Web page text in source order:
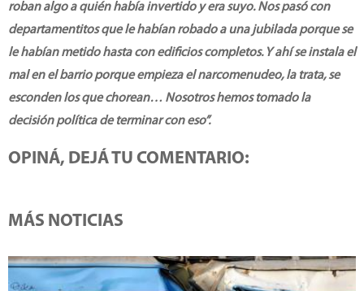
roban algo a quién había invertido y era suyo. Nos pasó con
departamentitos que le habían robado a una jubilada porque se
le habían metido hasta con edificios completos. Y ahí se instala el
mal en el barrio porque empieza el narcomenudeo, la trata, se
esconden los que chorean… Nosotros hemos tomado la
decisión política de terminar con eso”.
OPINÁ, DEJÁ TU COMENTARIO:
MÁS NOTICIAS